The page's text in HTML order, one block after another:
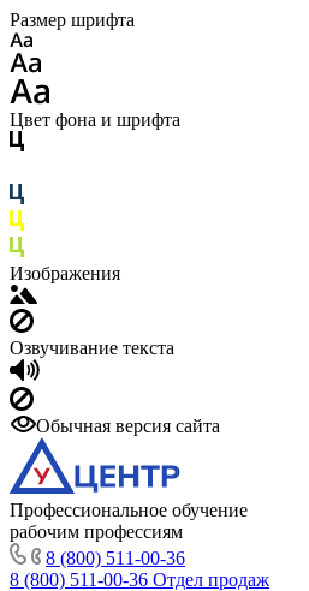
Размер шрифта
Цвет фона и шрифта
Изображения
Озвучивание текста
Обычная версия сайта
Профессиональное обучение
рабочим профессиям
8 (800) 511-00-36
8 (800) 511-00-36 Отдел продаж